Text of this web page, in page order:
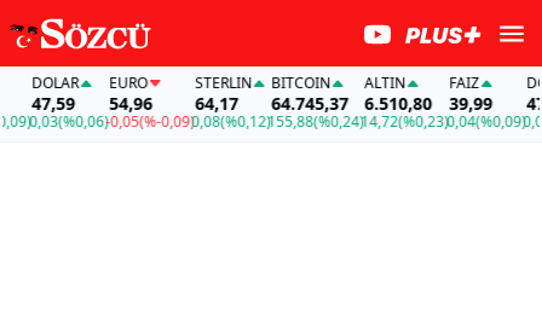
DOLAR
47,59
0,03(%0,06)
EURO
54,96
-0,05(%-0,09)
STERLIN
64,17
0,08(%0,12)
BITCOIN
64.745,37
155,88(%0,24)
ALTIN
6.510,80
14,72(%0,23)
FAİZ
39,99
0,04(%0,09)
47,59
0,03